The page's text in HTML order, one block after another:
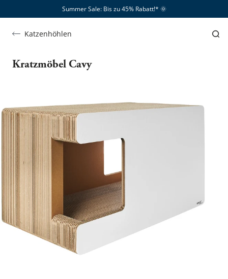
Summer Sale: Bis zu 45% Rabatt!*​ 🌞
Katzenhöhlen
Kratzmöbel Cavy